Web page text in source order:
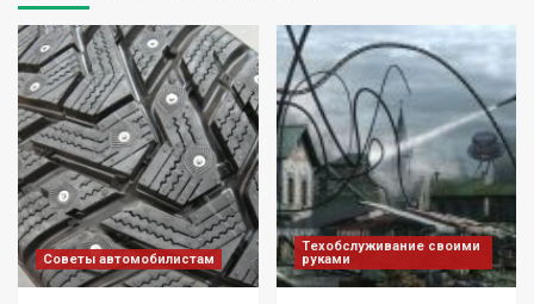
Советы автомобилистам
Техобслуживание своими
руками